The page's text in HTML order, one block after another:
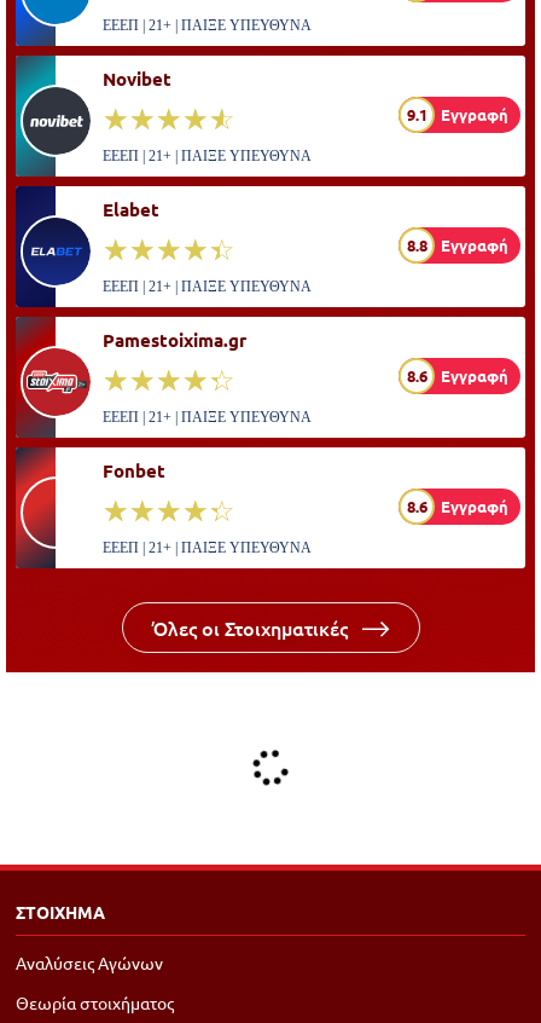
ΕΕΕΠ | 21+ | ΠΑΙΞΕ ΥΠΕΥΘΥΝΑ
Novibet
☆☆☆☆☆
★★★★★ 9.1 Εγγραφή
ΕΕΕΠ | 21+ | ΠΑΙΞΕ ΥΠΕΥΘΥΝΑ
Elabet
☆☆☆☆☆
★★★★★ 8.8 Εγγραφή
ΕΕΕΠ | 21+ | ΠΑΙΞΕ ΥΠΕΥΘΥΝΑ
Pamestoixima.gr
☆☆☆☆☆
★★★★★ 8.6 Εγγραφή
ΕΕΕΠ | 21+ | ΠΑΙΞΕ ΥΠΕΥΘΥΝΑ
Fonbet
☆☆☆☆☆
★★★★★ 8.6 Εγγραφή
ΕΕΕΠ | 21+ | ΠΑΙΞΕ ΥΠΕΥΘΥΝΑ
Όλες οι Στοιχηματικές
ΣΤΟΙΧΗΜΑ
Αναλύσεις Αγώνων
Θεωρία στοιχήματος